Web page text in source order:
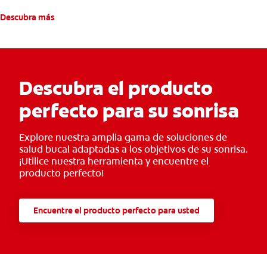
Descubra más
Descubra el producto
perfecto para su sonrisa
Explore nuestra amplia gama de soluciones de
salud bucal adaptadas a los objetivos de su sonrisa.
¡Utilice nuestra herramienta y encuentre el
producto perfecto!
Encuentre el producto perfecto para usted